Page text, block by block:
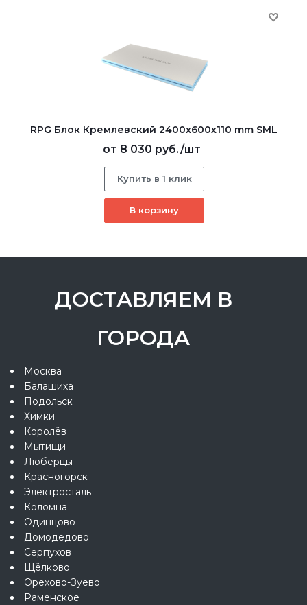
RPG Блок Кремлевский 2400х600х110 mm SML
от 8 030 руб./шт
Купить в 1 клик
В корзину
ДОСТАВЛЯЕМ В
ГОРОДА
Москва
Балашиха
Подольск
Химки
Королёв
Мытищи
Люберцы
Красногорск
Электросталь
Коломна
Одинцово
Домодедово
Серпухов
Щёлково
Орехово-Зуево
Раменское